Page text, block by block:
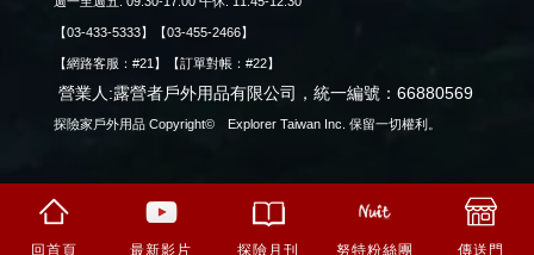
回首頁 最新影片 探險月刊 努特粉絲團 傳送門
【03-433-5333】【03-455-2466】
【網路客服：#21】【訂單對帳：#22】
營業人:露營者戶外用品有限公司，統一編號：66880569
探險家戶外用品 Copyright© Explorer Taiwan Inc. 保留一切權利。